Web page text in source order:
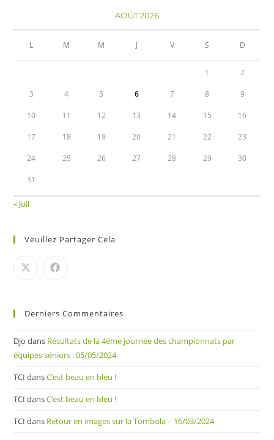
AOÛT 2026
L M M J V S D
1 2
3 4 5 6 7 8 9
10 11 12 13 14 15 16
17 18 19 20 21 22 23
24 25 26 27 28 29 30
31
« Juil
Veuillez Partager Cela
Derniers Commentaires
Djo dans Résultats de la 4ème journée des championnats par
équipes séniors : 05/05/2024
TCI dansC’est beau en bleu !
TCI dansC’est beau en bleu !
TCI dans Retour en images sur la Tombola – 16/03/2024